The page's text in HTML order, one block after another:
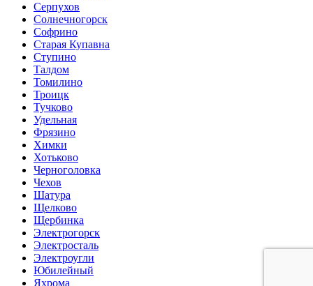
Серпухов
Солнечногорск
Софрино
Старая Купавна
Ступино
Талдом
Томилино
Троицк
Тучково
Удельная
Фрязино
Химки
Хотьково
Черноголовка
Чехов
Шатура
Щелково
Щербинка
Электрогорск
Электросталь
Электроугли
Юбилейный
Яхрома